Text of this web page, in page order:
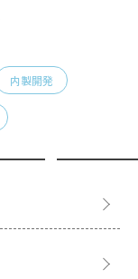
内製開発